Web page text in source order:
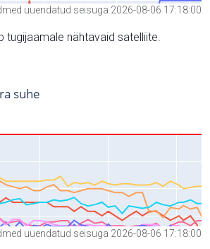
uuendatud seisuga 2026-08-06 17:18:00
tugijaamale nähtavaid satelliite.
uuendatud seisuga 2026-08-06 17:18:00